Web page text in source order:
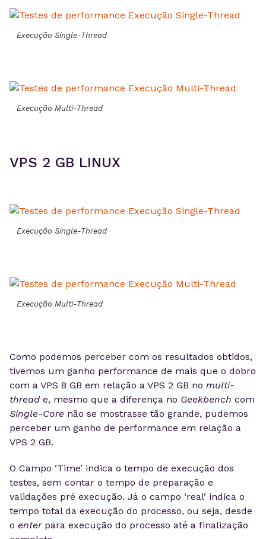
Execução Single-Thread
Execução Multi-Thread
VPS 2 GB LINUX
Execução Single-Thread
Execução Multi-Thread
Como podemos perceber com os resultados obtidos,
tivemos um ganho performance de mais que o dobro
com a VPS 8 GB em relação a VPS 2 GB no multi-
thread e, mesmo que a diferença no Geekbench com
Single-Core não se mostrasse tão grande, pudemos
perceber um ganho de performance em relação a
VPS 2 GB.
O Campo ‘Time’ indica o tempo de execução dos
testes, sem contar o tempo de preparação e
validações pré execução. Já o campo ‘real’ indica o
tempo total da execução do processo, ou seja, desde
o enterpara execução do processo até a finalização